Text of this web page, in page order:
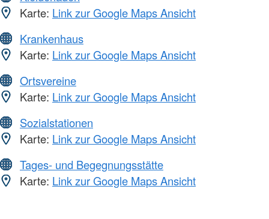
Karte: Link zur Google Maps Ansicht
Krankenhaus
Karte: Link zur Google Maps Ansicht
Ortsvereine
Karte: Link zur Google Maps Ansicht
Sozialstationen
Karte: Link zur Google Maps Ansicht
Tages- und Begegnungsstätte
Karte: Link zur Google Maps Ansicht